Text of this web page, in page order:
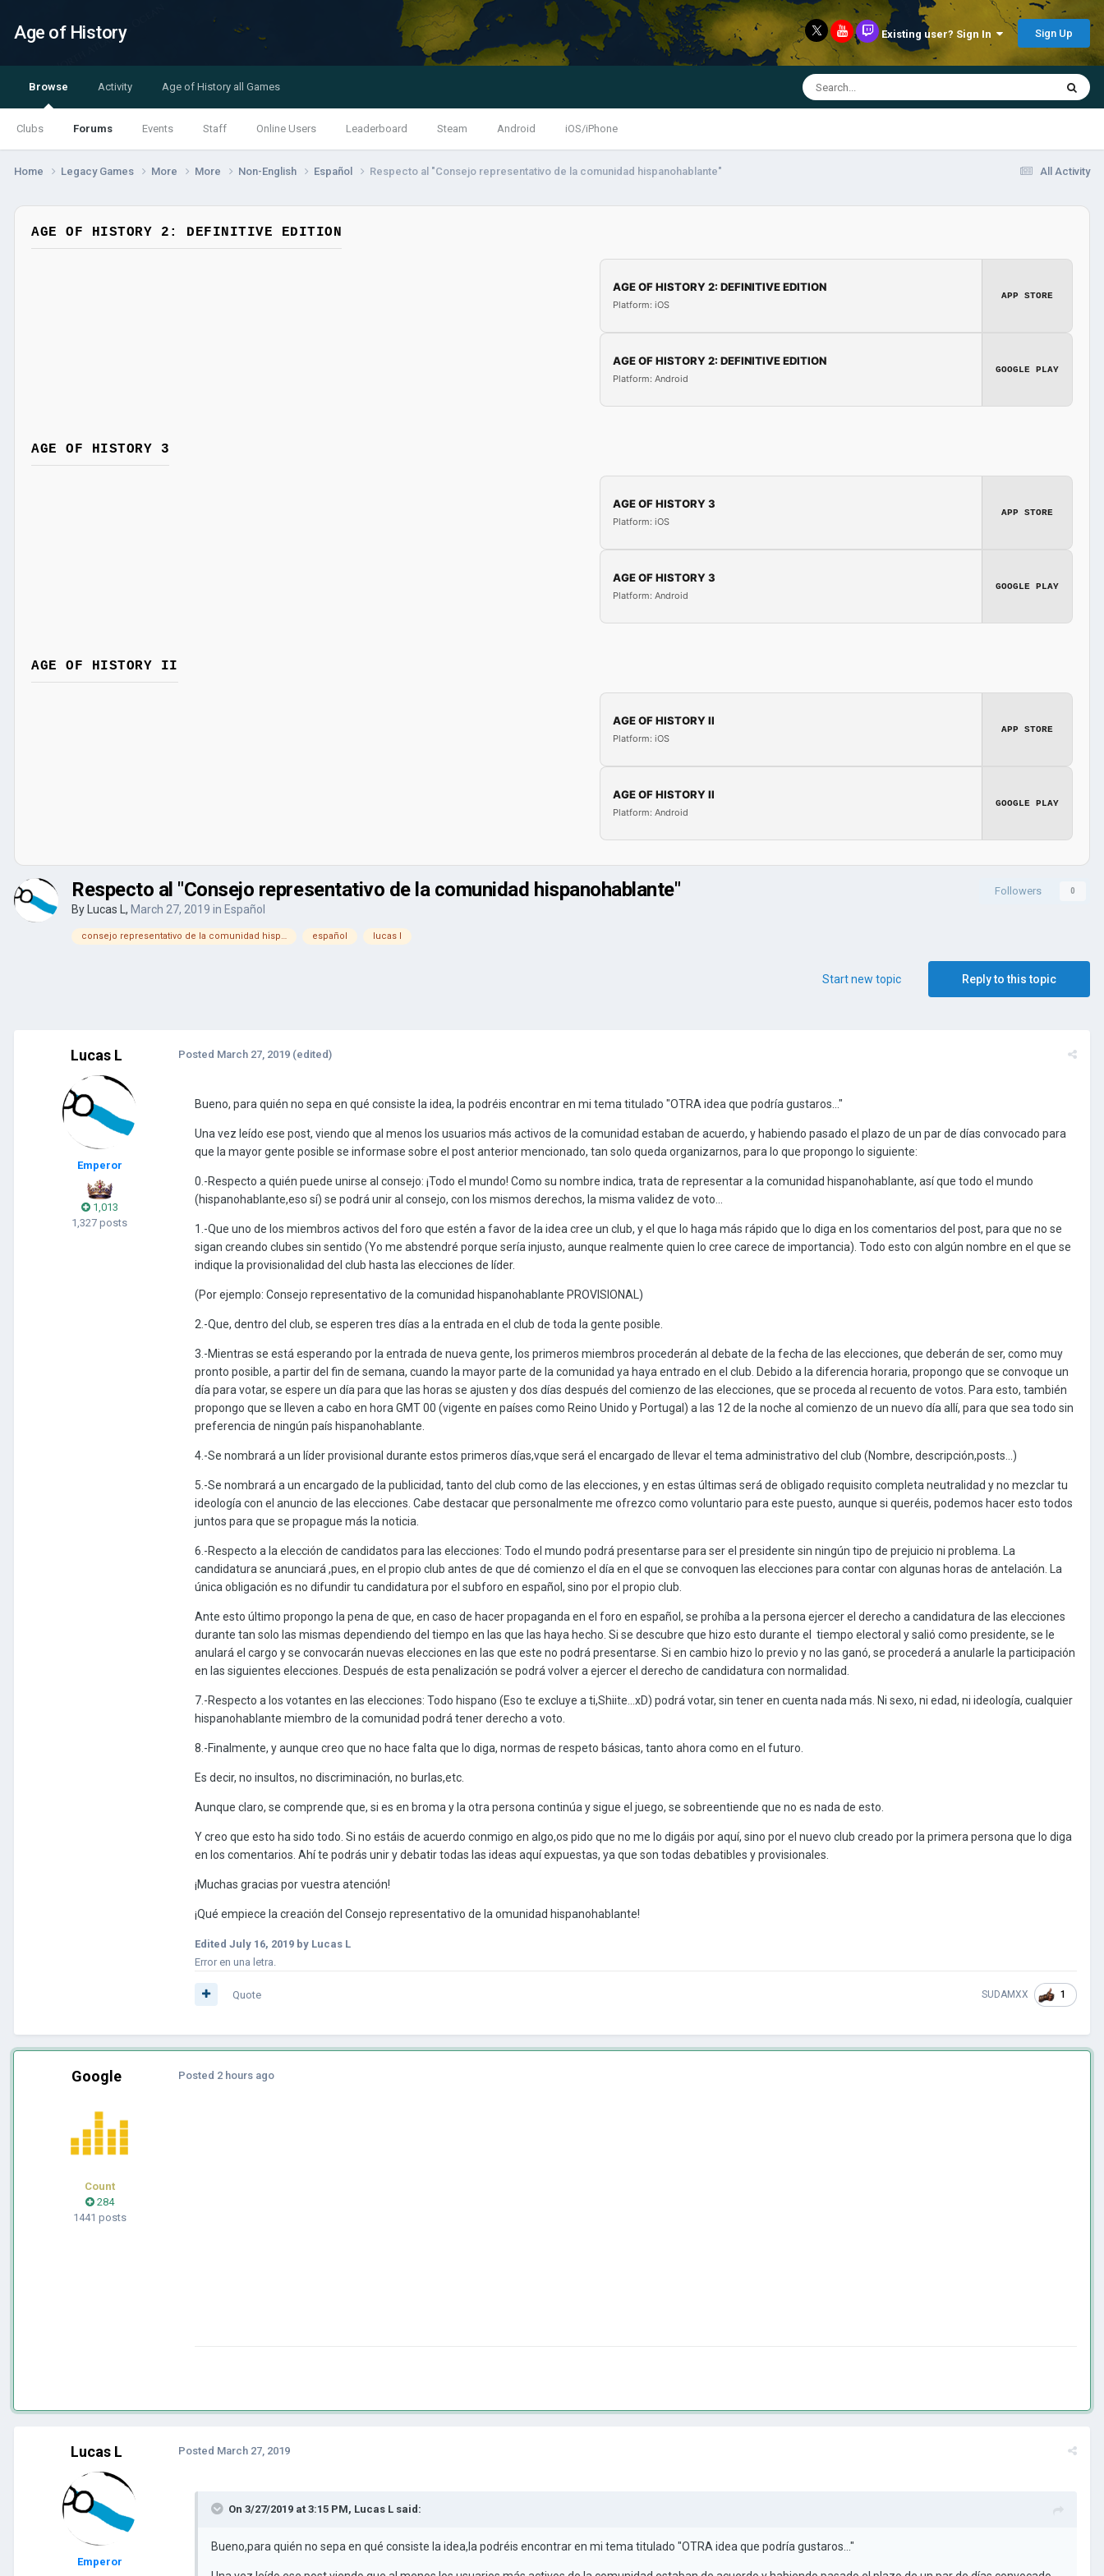
Age of History Existing user? Sign In Sign Up
Browse
Clubs Forums Events Staff Online Users Leaderboard Steam Android iOS/iPhone
Activity Age of History all Games
All Activity
Home Legacy Games More More Non-English Español Respecto al "Consejo representativo de la comunidad hispanohablante"
AGE OF HISTORY 2: DEFINITIVE EDITION
AGE OF HISTORY 2: DEFINITIVE EDITION
Platform: iOS
APP STORE
AGE OF HISTORY 2: DEFINITIVE EDITION
Platform: Android
GOOGLE PLAY
AGE OF HISTORY 3
AGE OF HISTORY 3
Platform: iOS
APP STORE
AGE OF HISTORY 3
Platform: Android
GOOGLE PLAY
AGE OF HISTORY II
AGE OF HISTORY II
Platform: iOS
APP STORE
AGE OF HISTORY II
Platform: Android
GOOGLE PLAY
Followers 0
Respecto al "Consejo representativo de la comunidad hispanohablante"
By Lucas L , March 27, 2019 in Español
consejo representativo de la comunidad hispanohablante español lucas l
Reply to this topic
Start new topic
Lucas L
Emperor
1,013
1,327 posts
Posted March 27, 2019 (edited)
Bueno, para quién no sepa en qué consiste la idea, la podréis encontrar en mi tema titulado "OTRA idea que podría gustaros..."
Una vez leído ese post, viendo que al menos los usuarios más activos de la comunidad estaban de acuerdo, y habiendo pasado el plazo de un par de días convocado para
que la mayor gente posible se informase sobre el post anterior mencionado, tan solo queda organizarnos, para lo que propongo lo siguiente:
0.-Respecto a quién puede unirse al consejo: ¡Todo el mundo! Como su nombre indica, trata de representar a la comunidad hispanohablante, así que todo el mundo
(hispanohablante,eso sí) se podrá unir al consejo, con los mismos derechos, la misma validez de voto...
1.-Que uno de los miembros activos del foro que estén a favor de la idea cree un club, y el que lo haga más rápido que lo diga en los comentarios del post, para que no se
sigan creando clubes sin sentido (Yo me abstendré porque sería injusto, aunque realmente quien lo cree carece de importancia). Todo esto con algún nombre en el que se
indique la provisionalidad del club hasta las elecciones de líder.
(Por ejemplo: Consejo representativo de la comunidad hispanohablante PROVISIONAL)
2.-Que, dentro del club, se esperen tres días a la entrada en el club de toda la gente posible.
3.-Mientras se está esperando por la entrada de nueva gente, los primeros miembros procederán al debate de la fecha de las elecciones, que deberán de ser, como muy
pronto posible, a partir del fin de semana, cuando la mayor parte de la comunidad ya haya entrado en el club. Debido a la diferencia horaria, propongo que se convoque un
día para votar, se espere un día para que las horas se ajusten y dos días después del comienzo de las elecciones, que se proceda al recuento de votos. Para esto, también
propongo que se lleven a cabo en hora GMT 00 (vigente en países como Reino Unido y Portugal) a las 12 de la noche al comienzo de un nuevo día allí, para que sea todo sin
preferencia de ningún país hispanohablante.
4.-Se nombrará a un líder provisional durante estos primeros días,vque será el encargado de llevar el tema administrativo del club (Nombre, descripción,posts...)
5.-Se nombrará a un encargado de la publicidad, tanto del club como de las elecciones, y en estas últimas será de obligado requisito completa neutralidad y no mezclar tu
ideología con el anuncio de las elecciones. Cabe destacar que personalmente me ofrezco como voluntario para este puesto, aunque si queréis, podemos hacer esto todos
juntos para que se propague más la noticia.
6.-Respecto a la elección de candidatos para las elecciones: Todo el mundo podrá presentarse para ser el presidente sin ningún tipo de prejuicio ni problema. La
candidatura se anunciará ,pues, en el propio club antes de que dé comienzo el día en el que se convoquen las elecciones para contar con algunas horas de antelación. La
única obligación es no difundir tu candidatura por el subforo en español, sino por el propio club.
Ante esto último propongo la pena de que, en caso de hacer propaganda en el foro en español, se prohíba a la persona ejercer el derecho a candidatura de las elecciones
durante tan solo las mismas dependiendo del tiempo en las que las haya hecho. Si se descubre que hizo esto durante el tiempo electoral y salió como presidente, se le
anulará el cargo y se convocarán nuevas elecciones en las que este no podrá presentarse. Si en cambio hizo lo previo y no las ganó, se procederá a anularle la participación
en las siguientes elecciones. Después de esta penalización se podrá volver a ejercer el derecho de candidatura con normalidad.
7.-Respecto a los votantes en las elecciones: Todo hispano (Eso te excluye a ti,Shiite...xD) podrá votar, sin tener en cuenta nada más. Ni sexo, ni edad, ni ideología, cualquier
hispanohablante miembro de la comunidad podrá tener derecho a voto.
8.-Finalmente, y aunque creo que no hace falta que lo diga, normas de respeto básicas, tanto ahora como en el futuro.
Es decir, no insultos, no discriminación, no burlas,etc.
Aunque claro, se comprende que, si es en broma y la otra persona continúa y sigue el juego, se sobreentiende que no es nada de esto.
Y creo que esto ha sido todo. Si no estáis de acuerdo conmigo en algo,os pido que no me lo digáis por aquí, sino por el nuevo club creado por la primera persona que lo diga
en los comentarios. Ahí te podrás unir y debatir todas las ideas aquí expuestas, ya que son todas debatibles y provisionales.
¡Muchas gracias por vuestra atención!
¡Qué empiece la creación del Consejo representativo de la omunidad hispanohablante!
Edited July 16, 2019 by Lucas L
Error en una letra.
SUDAMXX 1
Quote
Google
Count
284
1441 posts
Posted 2 hours ago
Lucas L
Emperor
Posted March 27, 2019
On 3/27/2019 at 3:15 PM, Lucas L said:
Bueno,para quién no sepa en qué consiste la idea,la podréis encontrar en mi tema titulado "OTRA idea que podría gustaros..."